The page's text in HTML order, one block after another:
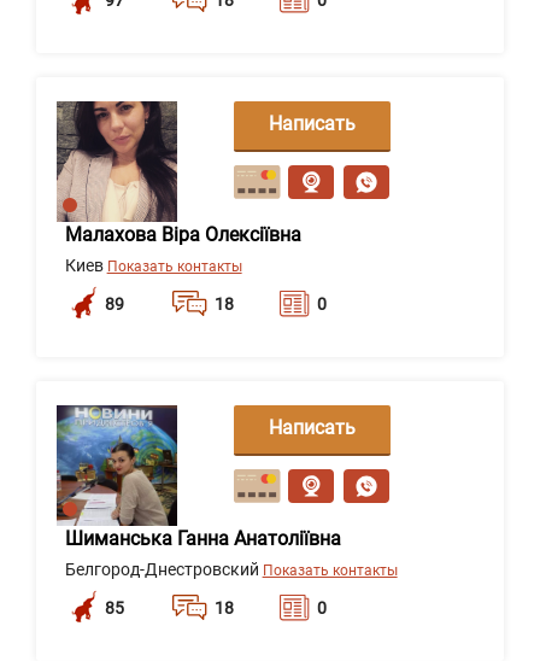
Малахова Віра Олексіївна
Киев Показать контакты
89 18 0
Написать
сообщение
Шиманська Ганна Анатоліївна
Белгород-Днестровский Показать контакты
85 18 0
Написать
сообщение